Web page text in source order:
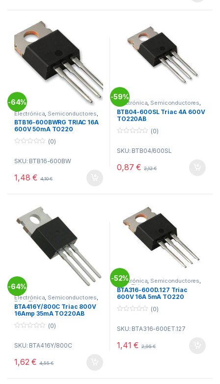
-64%
Electrónica Semiconductores
Triac Tiristores
BTB16-600BWRG TRIAC 16A
600V 50mA TO220
u
(0)
SKU: BTB16-600BW
1,48€ 4,10€
-59%
Electrónica, Semiconductores,
Triac Tiristores
BTB04-600SL Triac 4A 600V
TO220AB
u
f
(0)
SKU: BTB04/600SL
0,87€ 2,12€
-64%
Electrónica, Semiconductores,
Triac Tiristores
BTA416Y/800C Triac 800V
16Amp 35mA TO220AB
u
(0)
SKU: BTA416Y/800C
1,62€ 4,55€
-52%
Electrónica, Semiconductores,
Triac Tiristores
BTA316-600D.127 Triac
600V 16A 5mA TO220
u
(0)
SKU: BTA316-600ET.127
1,41€ 2,95€